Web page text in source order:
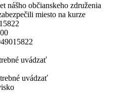
nášho občianskeho združenia
miesto na kurze
uvádzať
uvádzať